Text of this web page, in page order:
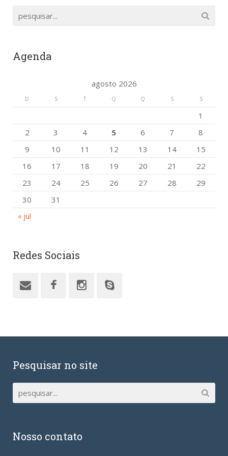
Agenda
agosto 2026
D S T Q Q S S
« jul
1
2
3 4 5 6 7
8
9
10 11 12 13 14
15
16
17 18 19 20 21
22
23
24 25 26 27 28
29
30
31
Redes Sociais
Pesquisar no site
Nosso contato